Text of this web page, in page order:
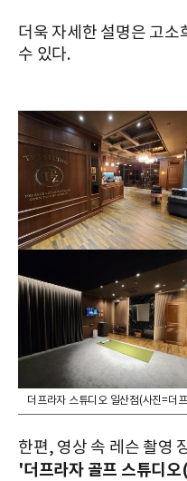
더욱 자세한 설명은 고소
수 있다.
더프라자 스튜디오 일산점(사진=더
한편, 영상 속 레슨 촬영
'더프라자 골프 스튜디